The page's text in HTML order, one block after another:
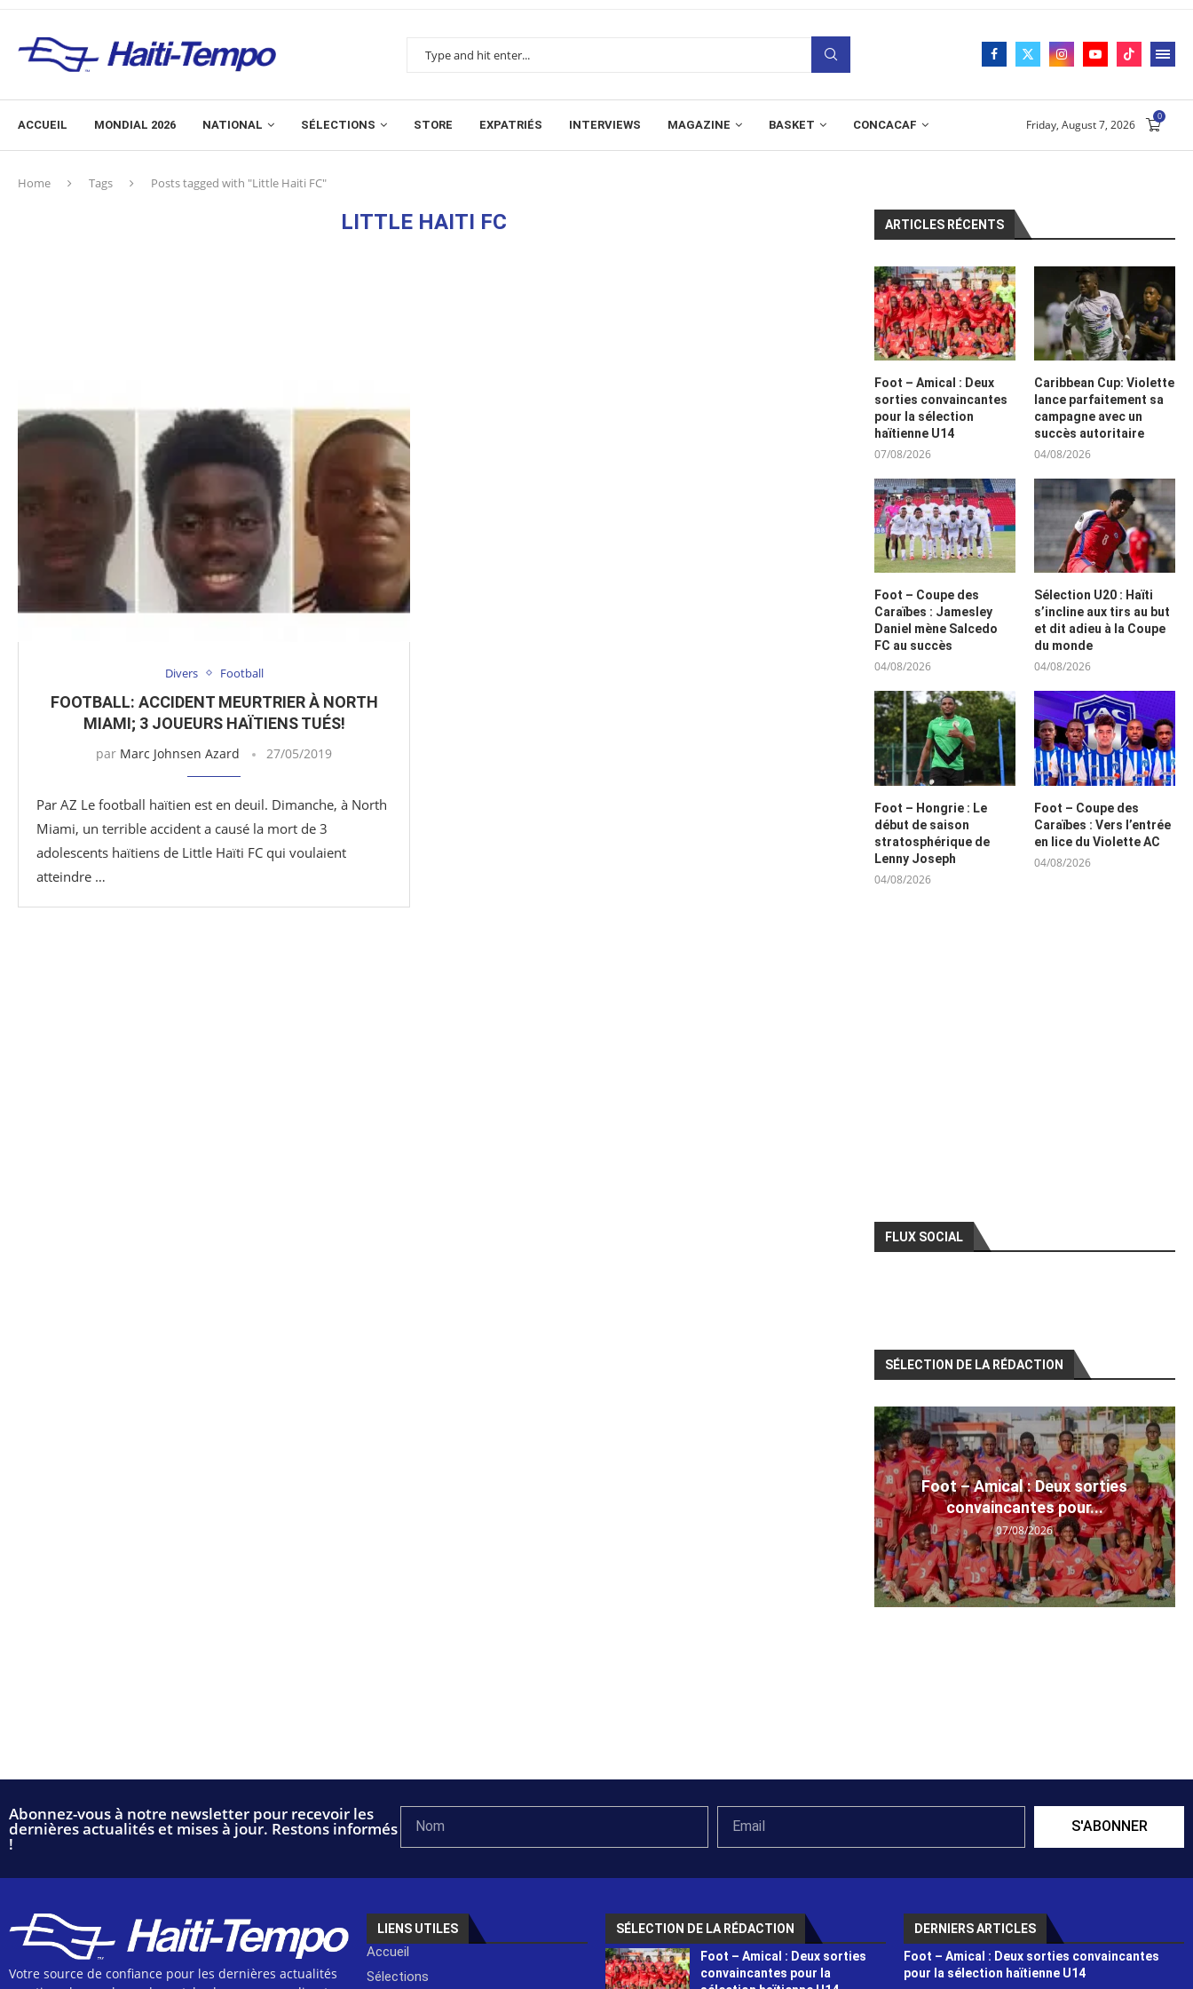
ACCUEIL MONDIAL 2026 NATIONAL SÉLECTIONS STORE EXPATRIÉS INTERVIEWS MAGAZINE BASKET CONCACAF Friday, August 7, 2026
0
Home Tags Posts tagged with "Little Haiti FC"
LITTLE HAITI FC
Divers Football
FOOTBALL: ACCIDENT MEURTRIER À NORTH
MIAMI; 3 JOUEURS HAÏTIENS TUÉS!
par Marc Johnsen Azard 27/05/2019
Par AZ Le football haïtien est en deuil. Dimanche, à North
Miami, un terrible accident a causé la mort de 3
adolescents haïtiens de Little Haïti FC qui voulaient
atteindre …
ARTICLES RÉCENTS
Foot – Amical : Deux
sorties convaincantes
pour la sélection
haïtienne U14
07/08/2026
Caribbean Cup: Violette
lance parfaitement sa
campagne avec un
succès autoritaire
04/08/2026
Foot – Coupe des
Caraïbes : Jamesley
Daniel mène Salcedo
FC au succès
04/08/2026
Sélection U20 : Haïti
s’incline aux tirs au but
et dit adieu à la Coupe
du monde
04/08/2026
Foot – Hongrie : Le
début de saison
stratosphérique de
Lenny Joseph
04/08/2026
Foot – Coupe des
Caraïbes : Vers l’entrée
en lice du Violette AC
04/08/2026
FLUX SOCIAL
SÉLECTION DE LA RÉDACTION
Foot – Amical : Deux sorties
convaincantes pour...
07/08/2026
Abonnez-vous à notre newsletter pour recevoir les
dernières actualités et mises à jour. Restons informés
!
S'ABONNER
Votre source de confiance pour les dernières actualités
LIENS UTILES
Accueil
Sélections
SÉLECTION DE LA RÉDACTION
Foot – Amical : Deux sorties
convaincantes pour la
DERNIERS ARTICLES
Foot – Amical : Deux sorties convaincantes
pour la sélection haïtienne U14